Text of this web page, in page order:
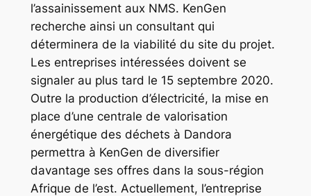
l’assainissement aux NMS. KenGen
recherche ainsi un consultant qui
déterminera de la viabilité du site du projet.
Les entreprises intéressées doivent se
signaler au plus tard le 15 septembre 2020.
Outre la production d’électricité, la mise en
place d’une centrale de valorisation
énergétique des déchets à Dandora
permettra à KenGen de diversifier
davantage ses offres dans la sous-région
Afrique de l’est. Actuellement, l’entreprise